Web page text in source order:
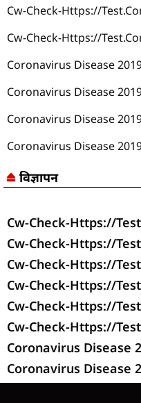
Cw-Check-Https://
Cw-Check-Https://
Coronavirus Disease
Coronavirus Disease
Coronavirus Disease
Coronavirus Disease
विज्ञापन
Cw-Check-Https://
Cw-Check-Https://
Cw-Check-Https://
Cw-Check-Https://
Cw-Check-Https://
Cw-Check-Https://
Coronavirus Disease
Coronavirus Disease